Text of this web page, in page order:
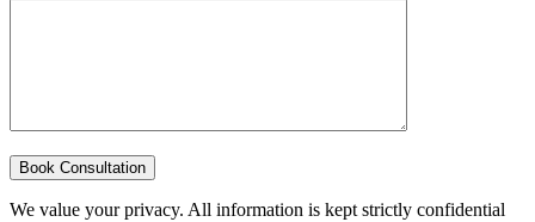
We value your privacy. All information is kept strictly confidential